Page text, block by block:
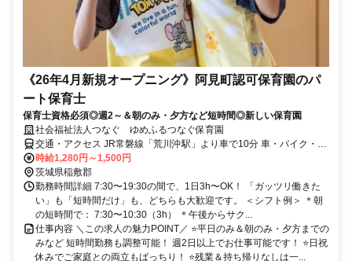
《26年4月新規オープニング》阿見町認可保育園のパ
ート保育士
保育士資格必須◎週2～＆朝のみ・夕方など短時間◎新しい保育園
社会福祉法人つなぐ ゆめふるつなぐ保育園
交通・アクセス JR常磐線「荒川沖駅」より車で10分 車・バイク・自
転車通勤OK（無料駐車場あり）
時給1,280円～1,500円
茨城県稲敷郡
勤務時間詳細 7:30〜19:30の間で、1日3h〜OK！ 「ガッツリ働きた
い」も「短時間だけ」も、どちらも大歓迎です。 ＜シフト例＞ ＊朝
の短時間で： 7:30〜10:30（3h） ＊午後からサク...
仕事内容 ＼この求人の魅力POINT／ ⭐平日のみ＆朝のみ・夕方までの
みなど 短時間勤務も調整可能！ 週2日以上でお仕事可能です！ ⭐日祝
休みでご家庭との両立もばっちり！ ⭐残業＆持ち帰りなしは一...